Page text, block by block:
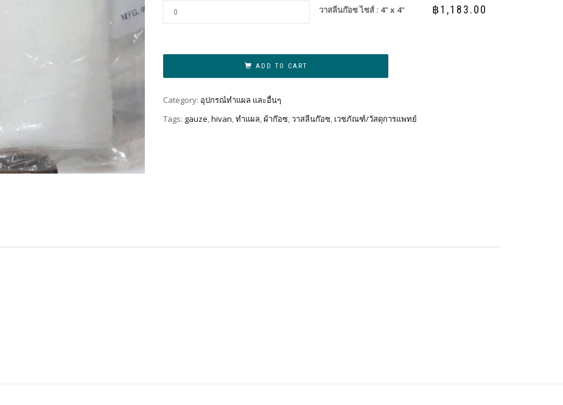
วาสลีนก๊อซ ไซส์ : 4" x 4" ฿1,183.00
ADD TO CART
Category: อุปกรณ์ทำแผล และอื่นๆ
Tags: gauze hivan ทำแผล ผ้าก๊อซ วาสลีนก๊อซ เวชภัณฑ์/วัสดุการแพทย์